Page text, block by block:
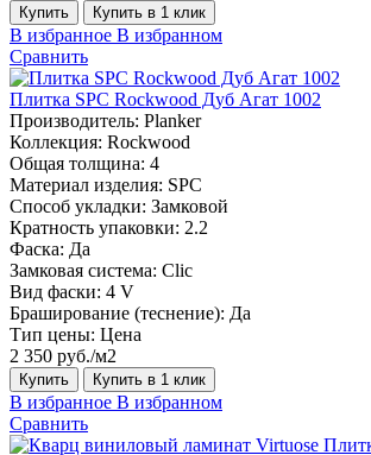
Купить Купить в 1 клик
В избранное В избранном
Сравнить
Плитка SPC Rockwood Дуб Агат 1002
Производитель: Planker
Коллекция: Rockwood
Общая толщина: 4
Материал изделия: SPC
Способ укладки: Замковой
Кратность упаковки: 2.2
Фаска: Да
Замковая система: Сlic
Вид фаски: 4 V
Браширование (теснение): Да
Тип цены: Цена
2 350 руб./м2
Купить Купить в 1 клик
В избранное В избранном
Сравнить